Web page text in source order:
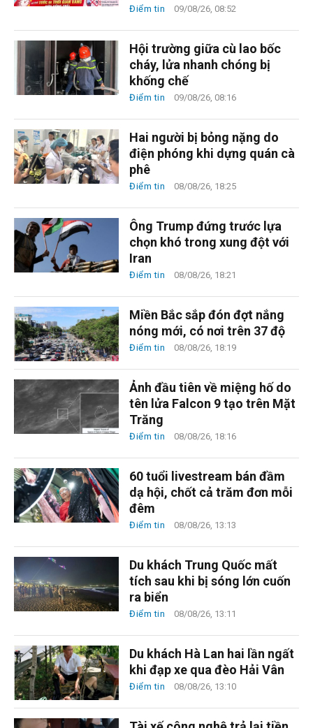
Điểm tin 09/08/26, 08:52
Hội trường giữa cù lao bốc
cháy, lửa nhanh chóng bị
khống chế
Điểm tin 09/08/26, 08:16
Hai người bị bỏng nặng do
điện phóng khi dựng quán cà
phê
Điểm tin 08/08/26, 18:25
Ông Trump đứng trước lựa
chọn khó trong xung đột với
Iran
Điểm tin 08/08/26, 18:21
Miền Bắc sắp đón đợt nắng
nóng mới, có nơi trên 37 độ
Điểm tin 08/08/26, 18:19
Ảnh đầu tiên về miệng hố do
tên lửa Falcon 9 tạo trên Mặt
Trăng
Điểm tin 08/08/26, 18:16
60 tuổi livestream bán đầm
dạ hội, chốt cả trăm đơn mỗi
đêm
Điểm tin 08/08/26, 13:13
Du khách Trung Quốc mất
tích sau khi bị sóng lớn cuốn
ra biển
Điểm tin 08/08/26, 13:11
Du khách Hà Lan hai lần ngất
khi đạp xe qua đèo Hải Vân
Điểm tin 08/08/26, 13:10